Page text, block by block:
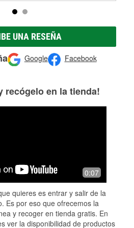
UNA RESEÑA
Google Facebook
recógelo en la tienda!
0:07
quieres es entrar y salir de la
Es por eso que ofrecemos la
y recoger en tienda gratis. En
ver la disponibilidad de productos